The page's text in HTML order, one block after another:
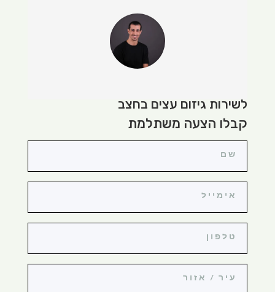
לשירות גיזום עצים בחצב
קבלו הצעה משתלמת